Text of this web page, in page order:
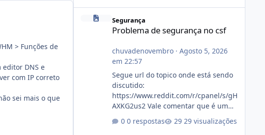
> Funções de
DNS e
com IP correto
sei mais o que
Problema de segurança no csf
Segurança
Problema de segurança no csf
chuvadenovembro· Agosto 5, 2026
em 22:57
Segue url do topico onde está sendo
discutido:
https://www.reddit.com/r/cpanel/s/gH
AXKG2us2 Vale comentar que é um
topico do cpanel... Não sei como ta a
pegada no da.
0 respostas 29 visualizações